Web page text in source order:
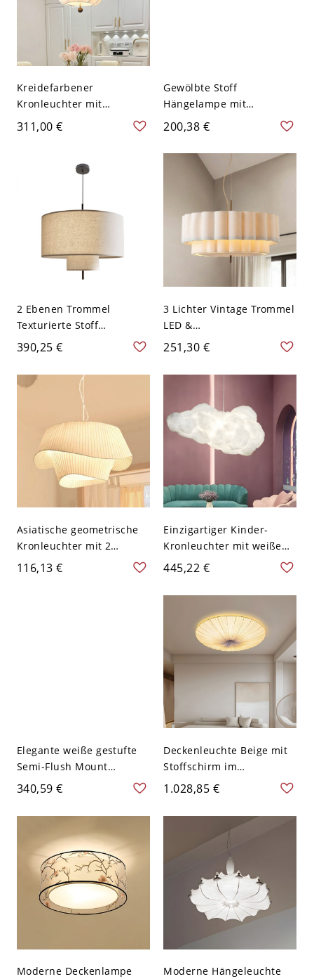
Kreidefarbener
Kronleuchter mit
strukturiertem
Stoffschirm und flexibler
311,00 €
Gewölbte Stoff
Hängelampe mit
verstellbarer Höhe, 110-
120V, 16"
200,38 €
2 Ebenen Trommel
Texturierte Stoff
Kronleuchter Licht
Verstellbare Höhe, 110V-
120V
390,25 €
3 Lichter Vintage Trommel
LED &
Glühlampen/Leuchtstoffrö
hren Pendelleuchten mit
weißem Stoffschirm &
251,30 €
Asiatische geometrische
Kronleuchter mit 2
Ebenen und einstellbarer
Aufhängelänge in Weiß -
116,13 €
Einzigartiger Kinder-
Kronleuchter mit weißem
Harzschirm und
einstellbarer
Aufhängelänge - 110V-
120V 80,01 cm
445,22 €
Elegante weiße gestufte
Semi-Flush Mount
Deckenleuchte für
moderne Häuser - 110V-
120V 59,69 cm
340,59 €
Deckenleuchte Beige mit
Stoffschirm im
Trommelstil - 110V-120V
100,33 cm
1.028,85 €
Moderne Deckenlampe
Moderne Hängeleuchte